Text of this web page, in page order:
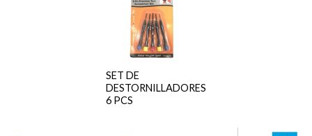
SET DE
DESTORNILLADORES
6 PCS